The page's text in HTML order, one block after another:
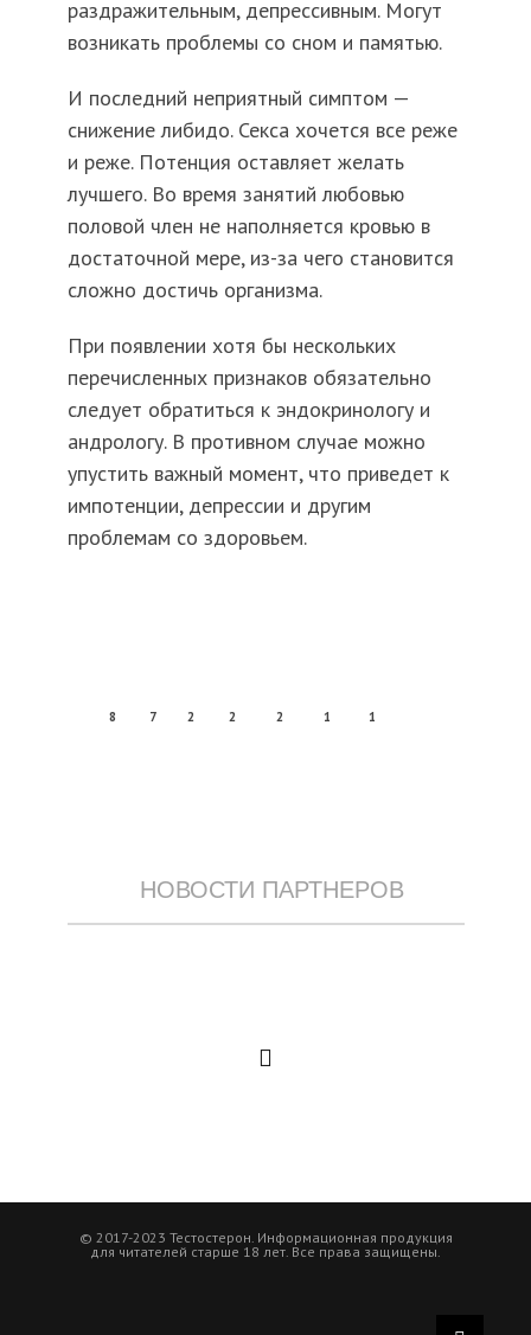
раздражительным, депрессивным. Могут
возникать проблемы со сном и памятью.
И последний неприятный симптом —
снижение либидо. Секса хочется все реже
и реже. Потенция оставляет желать
лучшего. Во время занятий любовью
половой член не наполняется кровью в
достаточной мере, из-за чего становится
сложно достичь организма.
При появлении хотя бы нескольких
перечисленных признаков обязательно
следует обратиться к эндокринологу и
андрологу. В противном случае можно
упустить важный момент, что приведет к
импотенции, депрессии и другим
проблемам со здоровьем.
8 7 2 2 2 1 1
НОВОСТИ ПАРТНЕРОВ
© 2017-2023 Тестостерон. Информационная продукция
для читателей старше 18 лет. Все права защищены.